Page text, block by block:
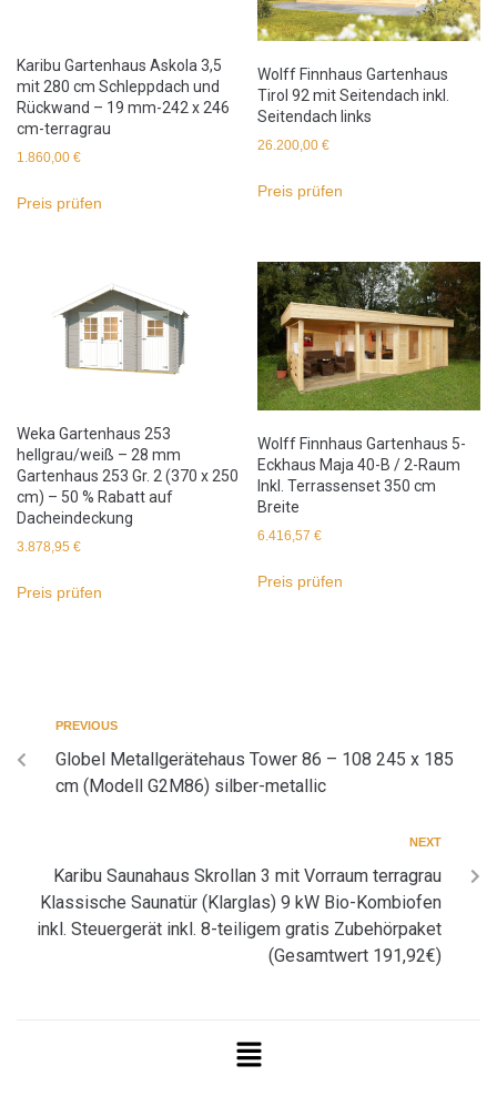
Karibu Gartenhaus Askola 3,5
mit 280 cm Schleppdach und
Rückwand – 19 mm-242 x 246
cm-terragrau
1.860,00 €
Preis prüfen
Wolff Finnhaus Gartenhaus
Tirol 92 mit Seitendach inkl.
Seitendach links
26.200,00€
Preis prüfen
Weka Gartenhaus 253
hellgrau/weiß – 28 mm
Gartenhaus 253 Gr. 2 (370 x 250
cm) – 50 % Rabatt auf
Dacheindeckung
3.878,95 €
Preis prüfen
Wolff Finnhaus Gartenhaus 5-
Eckhaus Maja 40-B / 2-Raum
Inkl. Terrassenset 350 cm
Breite
6.416,57€
Preis prüfen
PREVIOUS
Globel Metallgerätehaus Tower 86 – 108 245 x 185
cm (Modell G2M86) silber-metallic
NEXT
Karibu Saunahaus Skrollan 3 mit Vorraum terragrau
Klassische Saunatür (Klarglas) 9 kW Bio-Kombiofen
inkl. Steuergerät inkl. 8-teiligem gratis Zubehörpaket
(Gesamtwert 191,92€)